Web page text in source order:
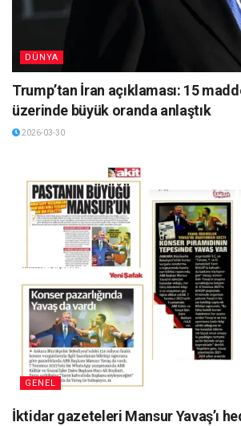
DÜNYA
Trump’tan İran açıklaması: 15
üzerinde büyük oranda anlaştık
2026-03-30
GENEL
İktidar gazeteleri Mansur Yavaş’ı